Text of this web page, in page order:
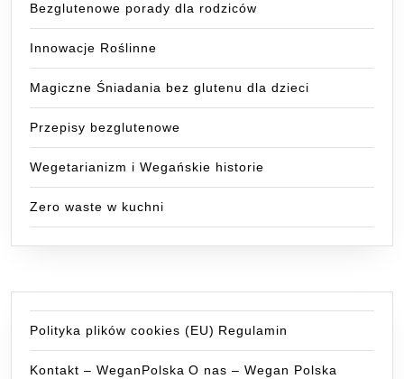
Bezglutenowe porady dla rodziców
Innowacje Roślinne
Magiczne Śniadania bez glutenu dla dzieci
Przepisy bezglutenowe
Wegetarianizm i Wegańskie historie
Zero waste w kuchni
Polityka plików cookies (EU) Regulamin
Kontakt – WeganPolska O nas – Wegan Polska